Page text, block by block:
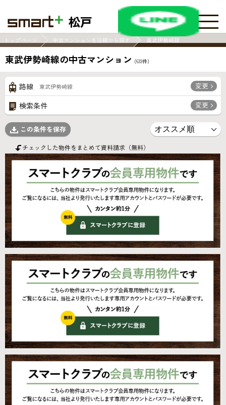
松戸
トップページ 中古マンションを沿線から探す 東武伊勢崎線
東武伊勢崎線の中古マンション (633件)
路線 東武伊勢崎線 変更
検索条件 変更
この条件を保存
チェックした物件をまとめて資料請求（無料）